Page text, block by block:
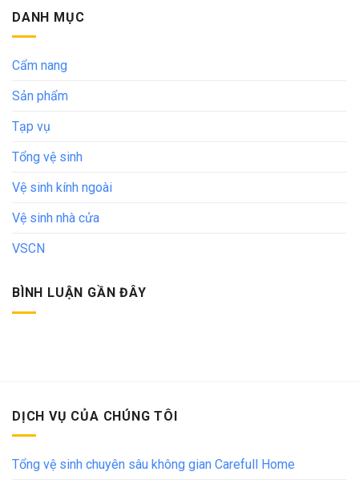
DANH MỤC
Cẩm nang
Sản phẩm
Tạp vụ
Tổng vệ sinh
Vệ sinh kính ngoài
Vệ sinh nhà cửa
VSCN
BÌNH LUẬN GẦN ĐÂY
DỊCH VỤ CỦA CHÚNG TÔI
Tổng vệ sinh chuyên sâu không gian Carefull Home